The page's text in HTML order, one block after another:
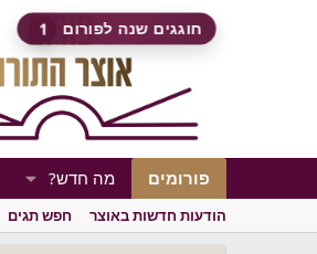
פורומים מה חדש?
הודעות חדשות באוצר חפש תגים